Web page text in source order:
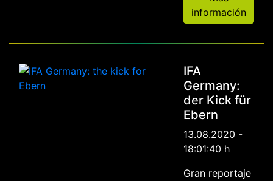
información
IFA
Germany:
der Kick für
Ebern
13.08.2020 -
18:01:40 h
Gran reportaje